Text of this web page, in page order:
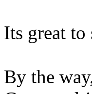
Its great to
By the